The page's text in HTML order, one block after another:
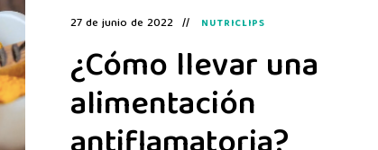
27 de junio de 2022 NUTRICLIPS
¿Cómo llevar una
alimentación